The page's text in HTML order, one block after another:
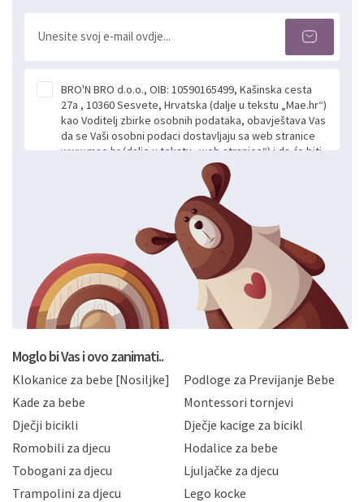
BRO'N BRO d.o.o., OIB: 10590165499, Kašinska cesta
27a , 10360 Sesvete, Hrvatska (dalje u tekstu „Mae.hr“)
kao Voditelj zbirke osobnih podataka, obavještava Vas
da se Vaši osobni podaci dostavljaju sa web stranice
www.mae.hr (dalje u tekstu „web stranice“) i da će biti
obrađeni. Prihvaćanjem ove Izjave smatra se da
slobodno i izričito dajete privolu za prikupljanje i daljnju
obradu Vaših osobnih podataka koje ustupate Mae.hr
putem ovih web stranica u svrhu odgovora i daljnje
komunikacije na Vaš upit poslan kroz kontakt obrazac.
Radi se o dobrovoljnom davanju podataka te ovu
Izjavu niste dužni prihvatiti odnosno niste dužni unositi
svoje osobne podatke u jednu od prijavnih
formi/obrazaca dostupnih na ovim web stranicama.
BRO'N BRO d.o.o. će s Vašim osobnim podacima
postupati sukladno Općoj uredbi o zaštiti podataka
privatnosti i kolačića koju možete pročitati ovdje i
Hrvatske, a uvijek uz primjenu odgovarajućih tehničkih i
sigurnosnih mjera zaštite osobnih podataka od
neovlaštenog pristupa, zlouporabe, otkrivanja,
gubitka ili uništenja. Mae.hr štiti privatnost svojih
korisnika i posjetitelja web stranica, čuva povjerljivost
Vaših osobnih podataka te omogućava pristup i
priopćavanje osobnih podataka samo onim svojim
zaposlenicima kojima su isti potrebni radi provedbe
Moglo bi Vas i ovo zanimati..
Klokanice za bebe [Nosiljke]
Podloge za Previjanje Bebe
Kade za bebe
Montessori tornjevi
Dječji bicikli
Dječje kacige za bicikl
Romobili za djecu
Hodalice za bebe
Tobogani za djecu
Ljuljačke za djecu
Trampolini za djecu
Lego kocke